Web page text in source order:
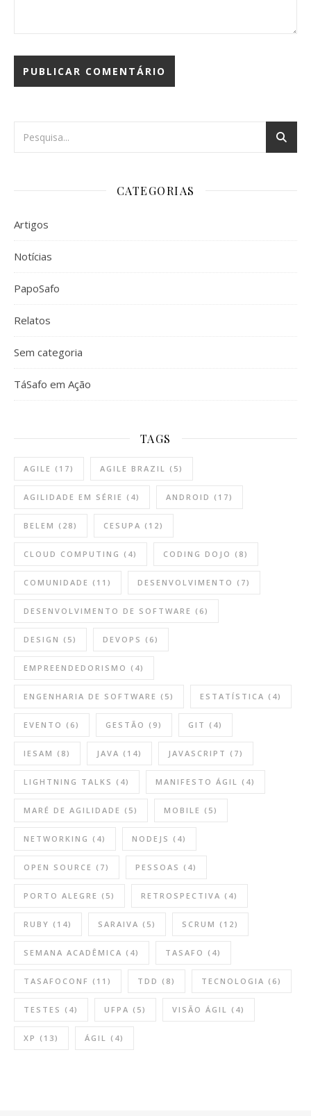
CATEGORIAS
Artigos
Notícias
PapoSafo
Relatos
Sem categoria
TáSafo em Ação
TAGS
AGILE (17) AGILE BRAZIL (5)
AGILIDADE EM SÉRIE (4) ANDROID (17)
BELEM (28) CESUPA (12)
CLOUD COMPUTING (4) CODING DOJO (8)
COMUNIDADE (11) DESENVOLVIMENTO (7)
DESENVOLVIMENTO DE SOFTWARE (6)
DESIGN (5) DEVOPS (6)
EMPREENDEDORISMO (4)
ENGENHARIA DE SOFTWARE (5) ESTATÍSTICA (4)
EVENTO (6) GESTÃO (9) GIT (4)
IESAM (8) JAVA (14) JAVASCRIPT (7)
LIGHTNING TALKS (4) MANIFESTO ÁGIL (4)
MARÉ DE AGILIDADE (5) MOBILE (5)
NETWORKING (4) NODEJS (4)
OPEN SOURCE (7) PESSOAS (4)
PORTO ALEGRE (5) RETROSPECTIVA (4)
RUBY (14) SARAIVA (5) SCRUM (12)
SEMANA ACADÊMICA (4) TASAFO (4)
TASAFOCONF (11) TDD (8) TECNOLOGIA (6)
TESTES (4) UFPA (5) VISÃO ÁGIL (4)
XP (13) ÁGIL (4)